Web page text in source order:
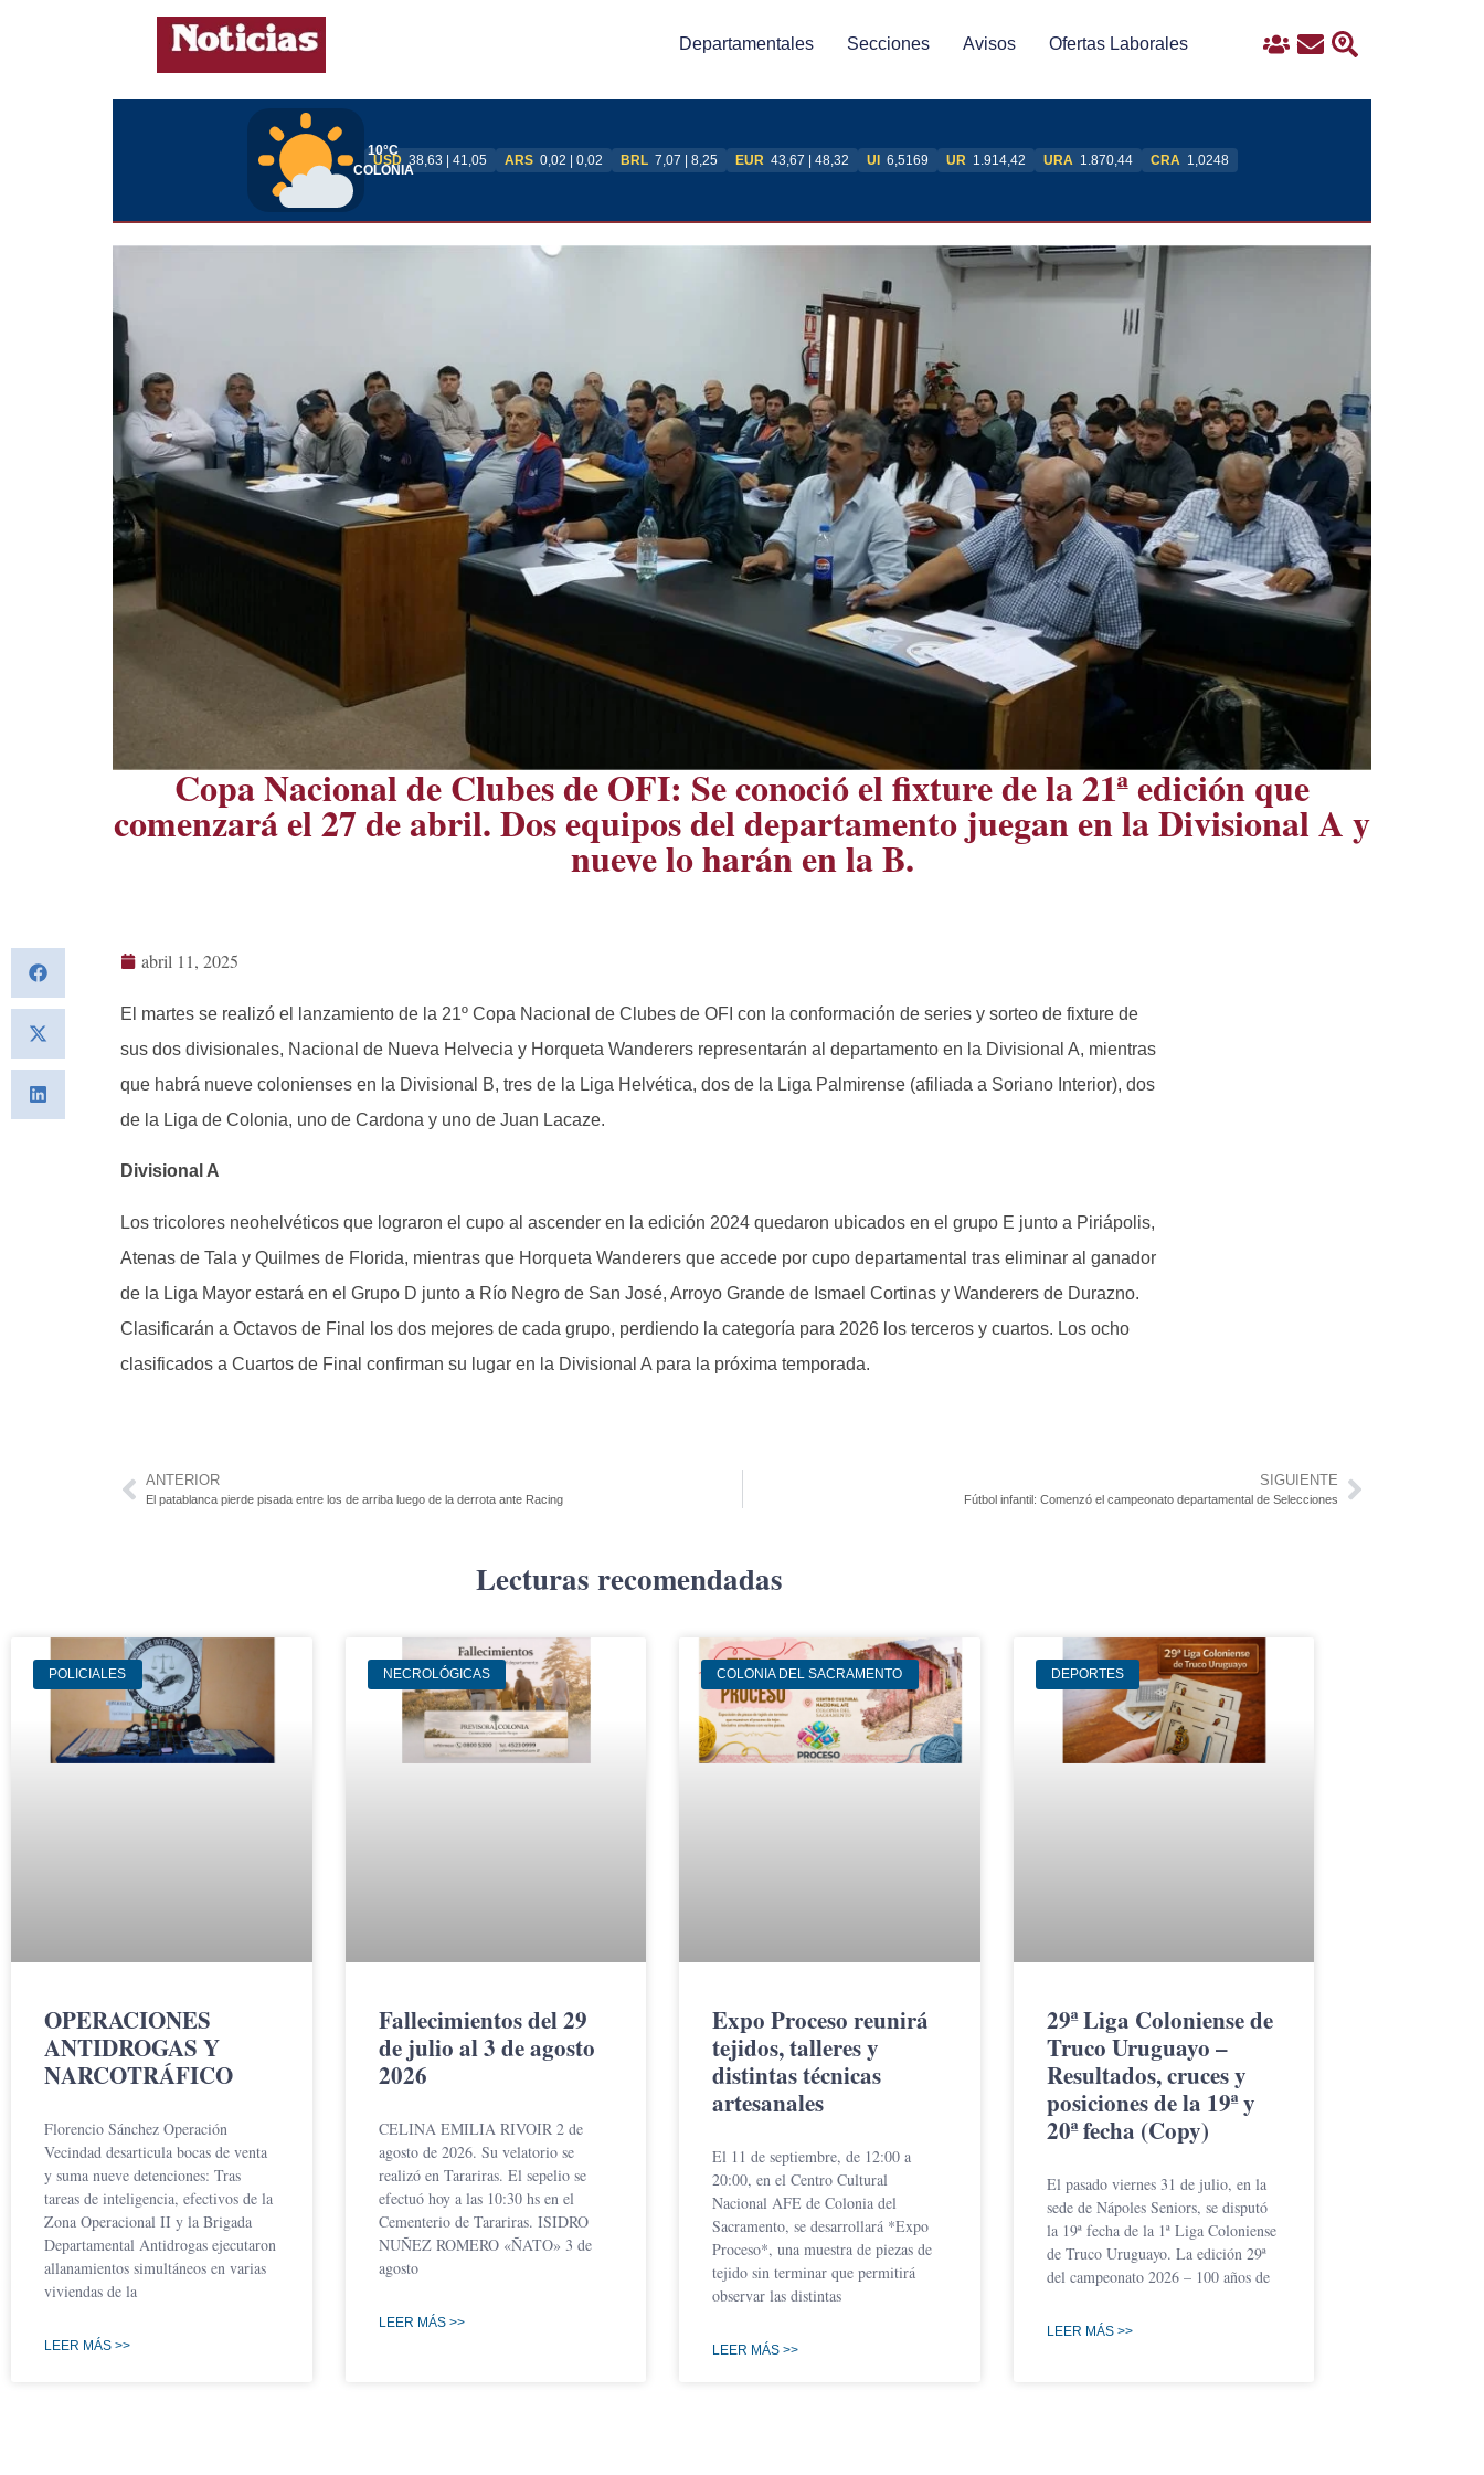
Departamentales Secciones Avisos Ofertas Laborales IngresoContacto
Buscar
10°C
COLONIA
USD 38,63 | 41,05 ARS 0,02 | 0,02 BRL 7,07 | 8,25 EUR 43,67 | 48,32 UI 6,5169 UR 1.914,42 URA 1.870,44 CRA 1,0248
Copa Nacional de Clubes de OFI: Se conoció el fixture de la 21ª edición que
comenzará el 27 de abril. Dos equipos del departamento juegan en la Divisional A y
nueve lo harán en la B.
abril 11, 2025
El martes se realizó el lanzamiento de la 21º Copa Nacional de Clubes de OFI con la conformación de series y sorteo de fixture de
sus dos divisionales, Nacional de Nueva Helvecia y Horqueta Wanderers representarán al departamento en la Divisional A, mientras
que habrá nueve colonienses en la Divisional B, tres de la Liga Helvética, dos de la Liga Palmirense (afiliada a Soriano Interior), dos
de la Liga de Colonia, uno de Cardona y uno de Juan Lacaze.
Divisional A
Los tricolores neohelvéticos que lograron el cupo al ascender en la edición 2024 quedaron ubicados en el grupo E junto a Piriápolis,
Atenas de Tala y Quilmes de Florida, mientras que Horqueta Wanderers que accede por cupo departamental tras eliminar al ganador
de la Liga Mayor estará en el Grupo D junto a Río Negro de San José, Arroyo Grande de Ismael Cortinas y Wanderers de Durazno.
Clasificarán a Octavos de Final los dos mejores de cada grupo, perdiendo la categoría para 2026 los terceros y cuartos. Los ocho
clasificados a Cuartos de Final confirman su lugar en la Divisional A para la próxima temporada.
ANTERIOR
El patablanca pierde pisada entre los de arriba luego de la derrota ante Racing
SIGUIENTE
Fútbol infantil: Comenzó el campeonato departamental de Selecciones
Lecturas recomendadas
POLICIALES
OPERACIONES
ANTIDROGAS Y
NARCOTRÁFICO
Florencio Sánchez Operación
Vecindad desarticula bocas de venta
y suma nueve detenciones: Tras
tareas de inteligencia, efectivos de la
Zona Operacional II y la Brigada
Departamental Antidrogas ejecutaron
allanamientos simultáneos en varias
viviendas de la
LEER MÁS >>
NECROLÓGICAS
Fallecimientos del 29
de julio al 3 de agosto
2026
CELINA EMILIA RIVOIR 2 de
agosto de 2026. Su velatorio se
realizó en Tarariras. El sepelio se
efectuó hoy a las 10:30 hs en el
Cementerio de Tarariras. ISIDRO
NUÑEZ ROMERO «ÑATO» 3 de
agosto
LEER MÁS >>
COLONIA DEL SACRAMENTO
Expo Proceso reunirá
tejidos, talleres y
distintas técnicas
artesanales
El 11 de septiembre, de 12:00 a
20:00, en el Centro Cultural
Nacional AFE de Colonia del
Sacramento, se desarrollará *Expo
Proceso*, una muestra de piezas de
tejido sin terminar que permitirá
observar las distintas
LEER MÁS >>
DEPORTES
29ª Liga Coloniense de
Truco Uruguayo –
Resultados, cruces y
posiciones de la 19ª y
20ª fecha (Copy)
El pasado viernes 31 de julio, en la
sede de Nápoles Seniors, se disputó
la 19ª fecha de la 1ª Liga Coloniense
de Truco Uruguayo. La edición 29ª
del campeonato 2026 – 100 años de
LEER MÁS >>